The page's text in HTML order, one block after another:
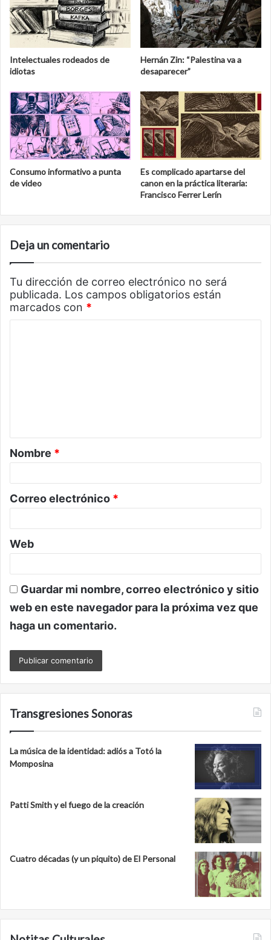
Intelectuales rodeados de
idiotas
Hernán Zin: “Palestina va a
desaparecer”
Consumo informativo a punta
de video
Es complicado apartarse del
canon en la práctica literaria:
Francisco Ferrer Lerín
Deja un comentario
Tu dirección de correo electrónico no será
publicada. Los campos obligatorios están
marcados con *
a
r
o
*
Nombre *
Correo electrónico *
Web
Guardar mi nombre, correo electrónico y sitio
web en este navegador para la próxima vez que
haga un comentario.
Transgresiones Sonoras
La música de la identidad: adiós a Totó la
Momposina
Patti Smith y el fuego de la creación
Cuatro décadas (y un piquito) de El Personal